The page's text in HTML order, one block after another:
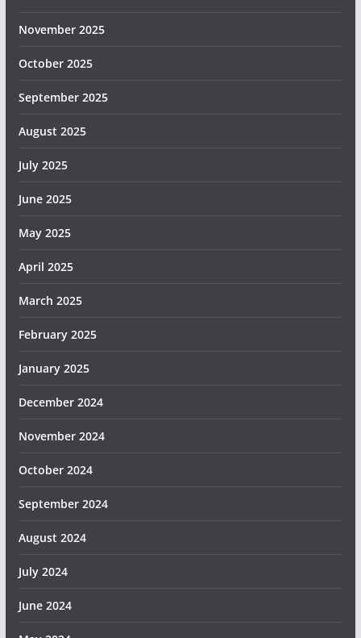
November 2025
October 2025
September 2025
August 2025
July 2025
June 2025
May 2025
April 2025
March 2025
February 2025
January 2025
December 2024
November 2024
October 2024
September 2024
August 2024
July 2024
June 2024